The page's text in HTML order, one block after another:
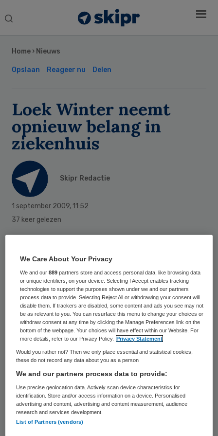
Search
Home › Nieuws
Opslaan Reageer nu Delen
Loek Winter neemt
opnieuw belang in
ziekenhuis
Skipr Redactie
1 september 2009, 11:52
37 keer gelezen
belang van 35 procent in het St. Jans
Gasthuis in Weert. Dit meldt de Volkskrant.
Privaat kapitaal
De MC Groep van Winter is onder meer al
eigenaar van de IJsselmeerziekenhuizen.
Na het AmsterdamseSlotervaartziekenhuis
en deIJsselmeerziekenhuizen, is dit het
derde ziekenhuis in Nederland dat in
particuliere handen komt. Volgens deNVZ
Vereniging van Ziekenhuizen
Sidebar
We Care About Your Privacy
We and our889 partners store and access personal data, like browsing data
or unique identifiers, on your device. Selecting I Accept enables tracking
technologies to support the purposes shown under we and our partners
process data to provide. Selecting Reject All or withdrawing your consent will
disable them. If trackers are disabled, some content and ads you see may not
be as relevant to you. You can resurface this menu to change your choices or
withdraw consent at any time by clicking the Manage Preferences link on the
bottom of the webpage. Your choices will have effect within our Website. For
more details, refer to our Privacy Policy.
Privacy Statement
Would you rather not? Then we only place essential and statistical cookies,
these do not record any data about you as a person
We and our partners process data to provide:
Use precise geolocation data. Actively scan device characteristics for
identification. Store and/or access information on a device. Personalised
advertising and content, advertising and content measurement, audience
research and services development.
List of Partners (vendors)